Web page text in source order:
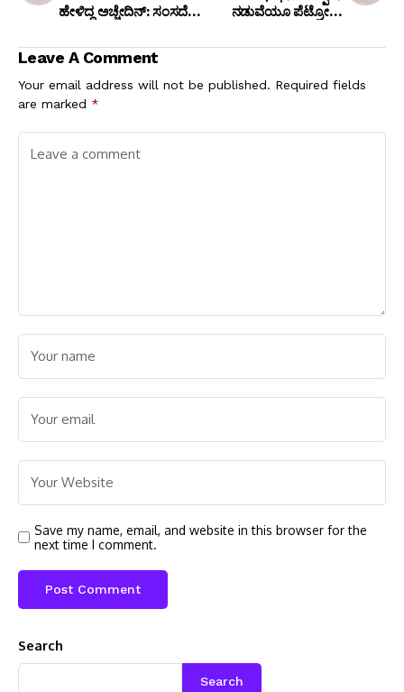
ಹೇಳಿದ್ದ ಅಚ್ಚೇದಿನ್: ಸಂಸದೆ
ಪ್ರಶ್ನೆ
ನಡುವೆಯೂ ಪೆಟ್ರೋಲ್,
ಒಎಂಸಿಗಳಿಗೆ ದಿನಕ್ಕೆ ₹1,000
Leave A Comment
Your email address will not be published. Required fields
are marked *
Save my name, email, and website in this browser for the
next time I comment.
Search
Search